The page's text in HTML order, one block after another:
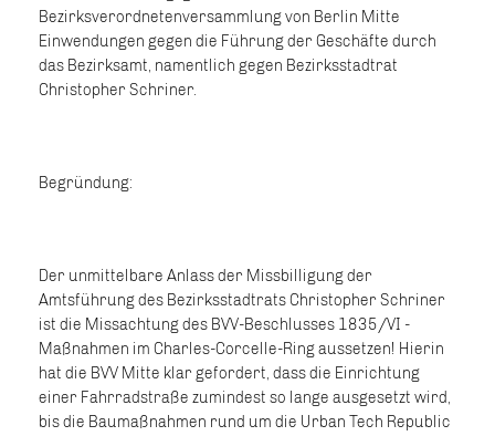
Bezirksverordnetenversammlung von Berlin Mitte
Einwendungen gegen die Führung der Geschäfte durch
das Bezirksamt, namentlich gegen Bezirksstadtrat
Christopher Schriner.
Begründung:
Der unmittelbare Anlass der Missbilligung der
Amtsführung des Bezirksstadtrats Christopher Schriner
ist die Missachtung des BVV-Beschlusses 1835/VI -
Maßnahmen im Charles-Corcelle-Ring aussetzen! Hierin
hat die BVV Mitte klar gefordert, dass die Einrichtung
einer Fahrradstraße zumindest so lange ausgesetzt wird,
bis die Baumaßnahmen rund um die Urban Tech Republic